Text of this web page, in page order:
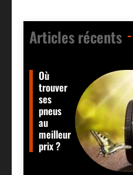
Articles récents​
Où
trouver
ses
pneus
au
meilleur
prix ?